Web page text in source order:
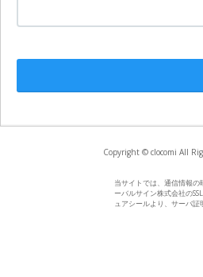
Copyright © clocomi All
当サイトでは、通信情報
ーバルサイン株式会社の
ュアシールより、サーバ証